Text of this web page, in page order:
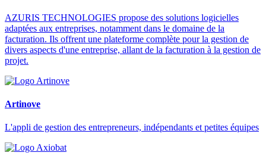
AZURIS TECHNOLOGIES propose des solutions logicielles
adaptées aux entreprises, notamment dans le domaine de la
facturation. Ils offrent une plateforme complète pour la gestion de
divers aspects d'une entreprise, allant de la facturation à la gestion de
projet.
Artinove
L'appli de gestion des entrepreneurs, indépendants et petites équipes